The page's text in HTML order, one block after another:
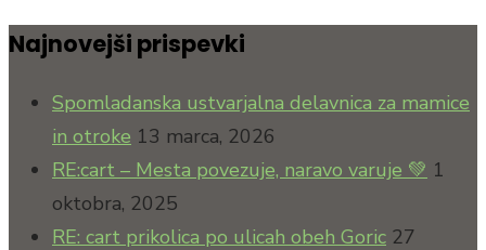
Najnovejši prispevki
Spomladanska ustvarjalna delavnica za mamice
in otroke 13 marca, 2026
RE:cart – Mesta povezuje, naravo varuje 💚 1
oktobra, 2025
RE: cart prikolica po ulicah obeh Goric 27